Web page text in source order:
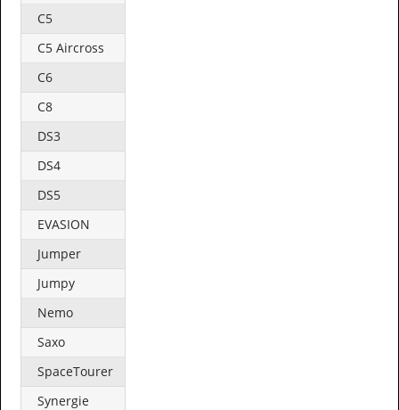
C5
C5 Aircross
C6
C8
DS3
DS4
DS5
EVASION
Jumper
Jumpy
Nemo
Saxo
SpaceTourer
Synergie